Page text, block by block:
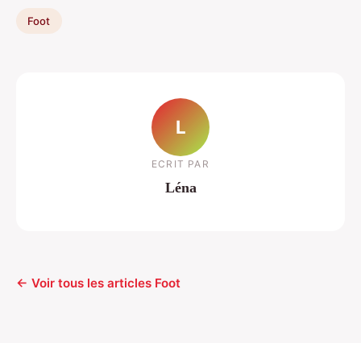
Foot
L
ECRIT PAR
Léna
← Voir tous les articles Foot